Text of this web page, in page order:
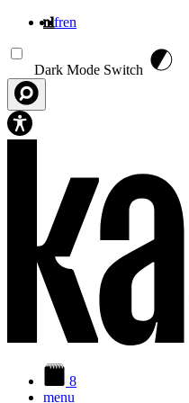
nlfren
Dark Mode Switch
8
menu